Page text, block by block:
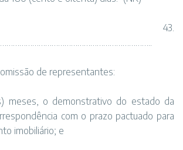
43.
de representantes:
meses, o demonstrativo do estado da
com o prazo pactuado para
imobiliário; e